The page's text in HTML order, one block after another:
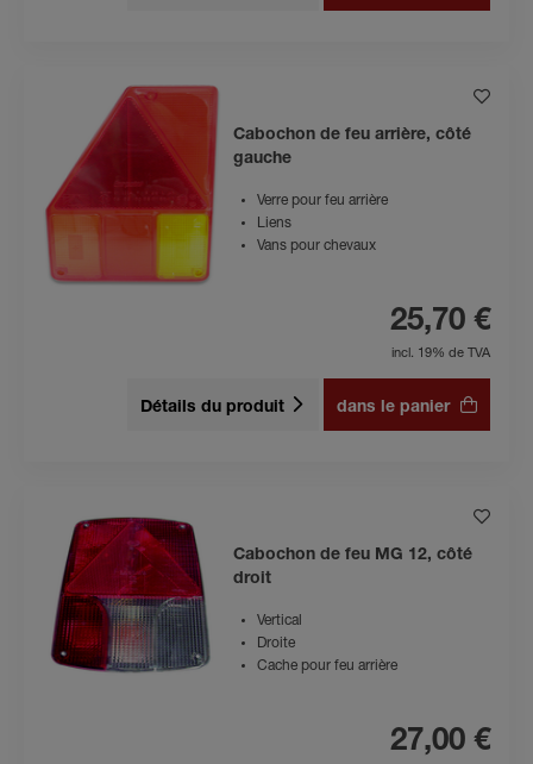
Cabochon de feu arrière, côté
gauche
Verre pour feu arrière
Liens
Vans pour chevaux
25,70 €
incl. 19% de TVA
Détails du produit dans le panier
Cabochon de feu MG 12, côté
droit
Vertical
Droite
Cache pour feu arrière
27,00 €